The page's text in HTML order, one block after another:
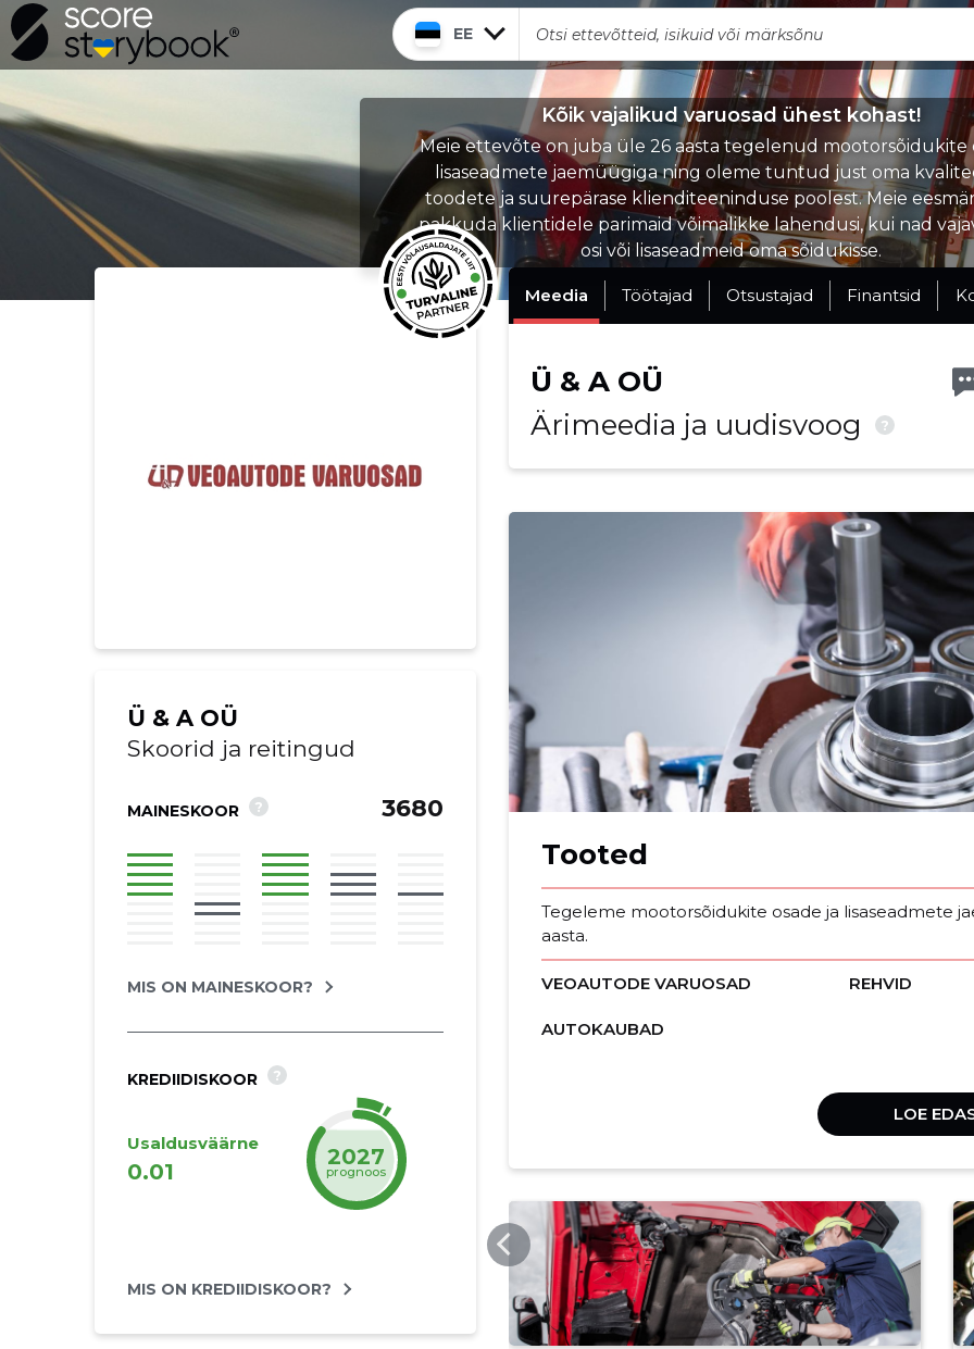
EE
Kõik vajalikud varuosad ühest kohast!
Meie ettevõte on juba üle 26 aasta tegelenud mootorsõidukite
lisaseadmete jaemüügiga ning oleme tuntud just oma
toodete ja suurepärase klienditeeninduse poolest. Meie
pakkuda klientidele parimaid võimalikke lahendusi, kui nad
osi või lisaseadmeid oma sõidukisse.
Ü & A OÜ
Skoorid ja reitingud
MAINESKOOR ? 3680
MIS ON MAINESKOOR?
KREDIIDISKOOR ?
Usaldusväärne
0.01
2027
prognoos
MIS ON KREDIIDISKOOR?
Meedia Töötajad Otsustajad Finantsid
Ü & A OÜ
Ärimeedia ja uudisvoog
?
Tooted
Tegeleme mootorsõidukite osade ja lisaseadmete
aasta.
VEOAUTODE VARUOSAD REHVID
AUTOKAUBAD
LOE
SSB.EE